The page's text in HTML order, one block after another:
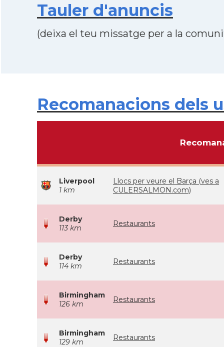
Tauler d'anuncis
(deixa el teu missatge per a la
Recomanacions dels
Liverpool
1 km
Llocs per veure el Barça (ves a
CULERSALMON.com)
Derby
113 km
Restaurants
Derby
114 km
Restaurants
Birmingham
126 km
Restaurants
Birmingham
129 km
Restaurants